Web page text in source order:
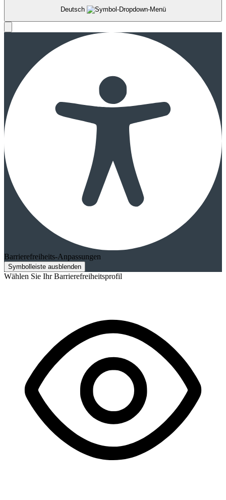
Deutsch
Barrierefreiheits-Anpassungen
Symbolleiste ausblenden
Wählen Sie Ihr Barrierefreiheitsprofil